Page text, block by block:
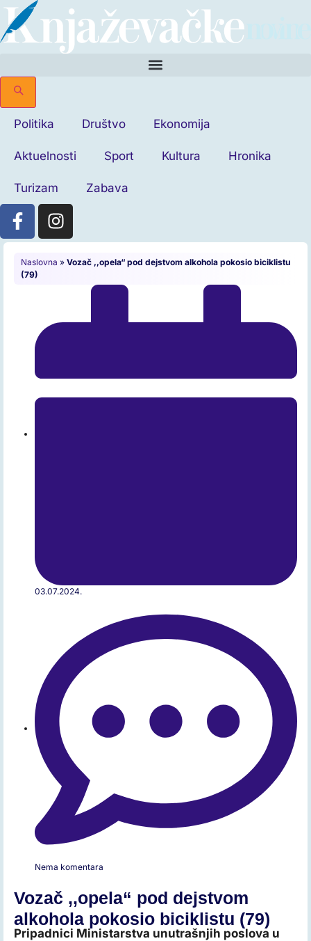
Politika Društvo Ekonomija
Aktuelnosti Sport Kultura Hronika
Turizam Zabava
Naslovna » Vozač ,,opela“ pod dejstvom alkohola pokosio biciklistu
(79)
03.07.2024.
Nema komentara
Vozač ,,opela“ pod dejstvom
alkohola pokosio biciklistu (79)
Pripadnici Ministarstva unutrašnjih poslova u